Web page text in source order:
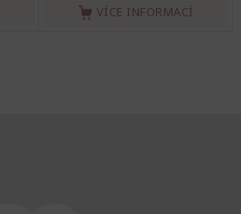
VÍCE INFORMACÍ